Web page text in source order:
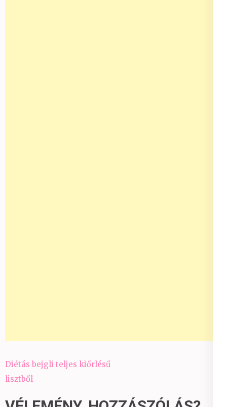
Bejegyzés
navigáció
Diétás bejgli teljes kiőrlésű
lisztből